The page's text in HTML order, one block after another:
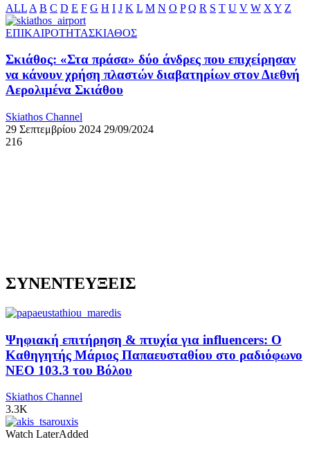
ALL A B C D E F G H I J K L M N O P Q R S T U V W X Y Z
ΕΠΙΚΑΙΡΟΤΗΤΑΣΚΙΑΘΟΣ
Σκιάθος: «Στα πράσα» δύο άνδρες που επιχείρησαν
να κάνουν χρήση πλαστών διαβατηρίων στον Διεθνή
Αερολιμένα Σκιάθου
Skiathos Channel
29 Σεπτεμβρίου 2024 29/09/2024
216
ΣΥΝΕΝΤΕΥΞΕΙΣ
Ψηφιακή επιτήρηση & πτυχία για influencers: Ο
Καθηγητής Μάριος Παπαευσταθίου στο ραδιόφωνο
NEO 103.3 του Βόλου
Skiathos Channel
3.3K
Watch LaterAdded